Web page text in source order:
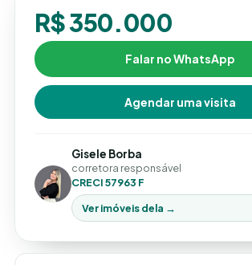
R$ 350.000
Falar no WhatsApp
Agendar uma visita
Gisele Borba
corretora responsável
CRECI 57963 F
Ver imóveis dela →